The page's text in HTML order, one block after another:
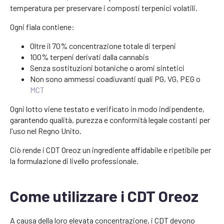
temperatura per preservare i composti terpenici volatili.
Ogni fiala contiene:
Oltre il 70% concentrazione totale di terpeni
100% terpeni derivati dalla cannabis
Senza sostituzioni botaniche o aromi sintetici
Non sono ammessi coadiuvanti quali PG, VG, PEG o
MCT
Ogni lotto viene testato e verificato in modo indipendente,
garantendo qualità, purezza e conformità legale costanti per
l'uso nel Regno Unito.
Ciò rende i CDT Oreoz un ingrediente affidabile e ripetibile per
la formulazione di livello professionale.
Come utilizzare i CDT Oreoz
A causa della loro elevata concentrazione, i CDT devono